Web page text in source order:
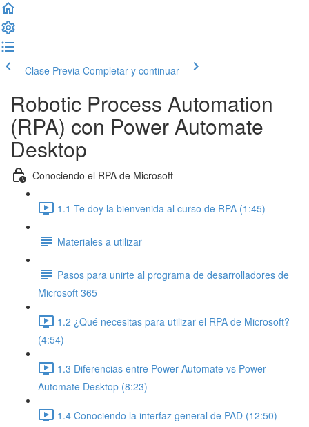
Clase Previa Completar y continuar
Robotic Process Automation
(RPA) con Power Automate
Desktop
Conociendo el RPA de Microsoft
1.1 Te doy la bienvenida al curso de RPA (1:45)
Materiales a utilizar
Pasos para unirte al programa de desarrolladores de
Microsoft 365
1.2 ¿Qué necesitas para utilizar el RPA de Microsoft?
(4:54)
1.3 Diferencias entre Power Automate vs Power
Automate Desktop (8:23)
1.4 Conociendo la interfaz general de PAD (12:50)